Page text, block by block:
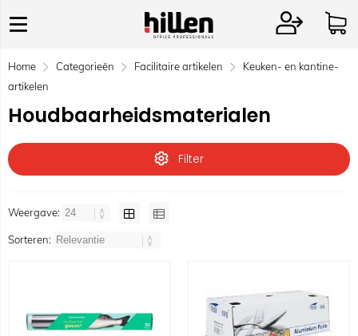
Home Categorieën Facilitaire artikelen
Keuken- en kantine-
artikelen
Houdbaarheidsmaterialen
Filter
Weergave:
Sorteren: